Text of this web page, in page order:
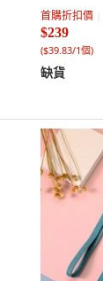
首購折扣價
$239
($39.83/1個)
缺貨